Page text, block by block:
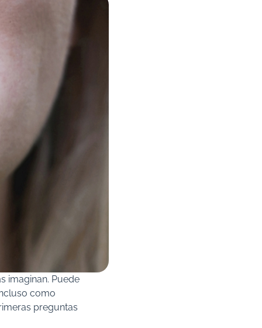
imaginan. Puede
como
preguntas